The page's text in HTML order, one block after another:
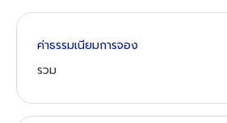
ค่าธรรมเนียมการจอง
รวม